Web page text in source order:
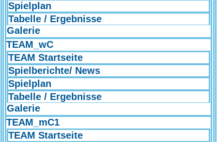
Spielplan
Tabelle / Ergebnisse
Galerie
TEAM_wC
TEAM Startseite
Spielberichte/ News
Spielplan
Tabelle / Ergebnisse
Galerie
TEAM_mC1
TEAM Startseite